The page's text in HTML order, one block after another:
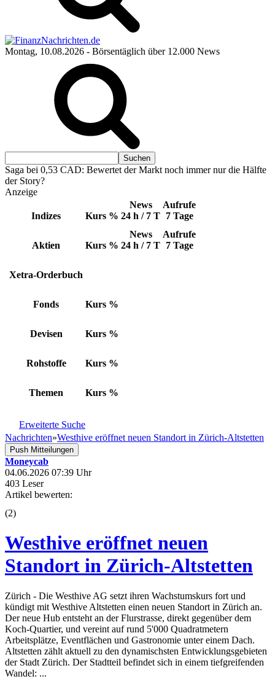
Montag, 10.08.2026 - Börsentäglich über 12.000 News
Saga bei 0,53 CAD: Bewertet der Markt noch immer nur die Hälfte
der Story?
Anzeige
Indizes Kurs %
News
24 h / 7 T
Aufrufe
7 Tage
Aktien Kurs %
News
24 h / 7 T
Aufrufe
7 Tage
Xetra-Orderbuch
Fonds Kurs %
Devisen Kurs %
Rohstoffe Kurs %
Themen Kurs %
Erweiterte Suche
Nachrichten»Westhive eröffnet neuen Standort in Zürich-Altstetten
Push Mitteilungen
Moneycab
04.06.2026 07:39 Uhr
403 Leser
Artikel bewerten:
(2)
Westhive eröffnet neuen
Standort in Zürich-Altstetten
Zürich - Die Westhive AG setzt ihren Wachstumskurs fort und
kündigt mit Westhive Altstetten einen neuen Standort in Zürich an.
Der neue Hub entsteht an der Flurstrasse, direkt gegenüber dem
Koch-Quartier, und vereint auf rund 5'000 Quadratmetern
Arbeitsplätze, Eventflächen und Gastronomie unter einem Dach.
Altstetten zählt aktuell zu den dynamischsten Entwicklungsgebieten
der Stadt Zürich. Der Stadtteil befindet sich in einem tiefgreifenden
Wandel: ...